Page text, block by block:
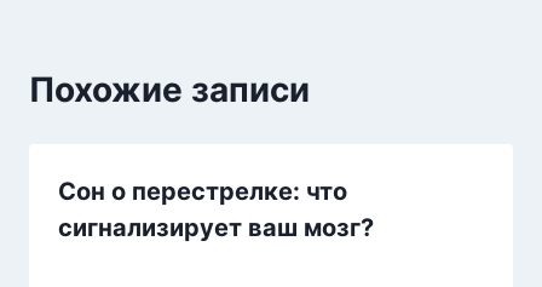
Похожие записи
Сон о перестрелке: что
сигнализирует ваш мозг?